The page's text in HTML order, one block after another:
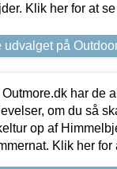
Klik her for at
udvalget på
Outmore.dk har de
om du så
op af
Klik her for